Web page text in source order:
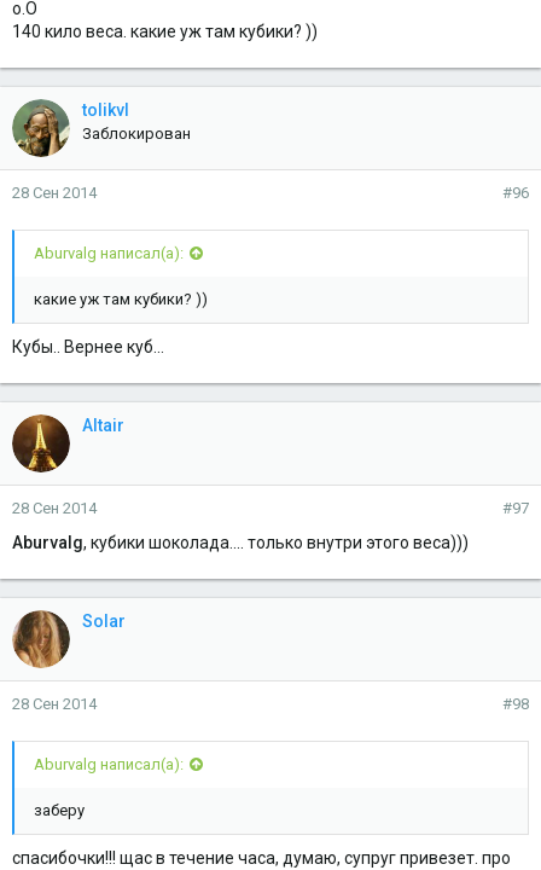
о.О
140 кило веса. какие уж там кубики? ))
tolikvl
Заблокирован
28 Сен 2014 #96
Aburvalg написал(а):
какие уж там кубики? ))
Кубы.. Вернее куб...
Altair
28 Сен 2014 #97
Aburvalg, кубики шоколада.... только внутри этого веса)))
Solar
28 Сен 2014 #98
Aburvalg написал(а):
заберу
спасибочки!!! щас в течение часа, думаю, супруг привезет. про